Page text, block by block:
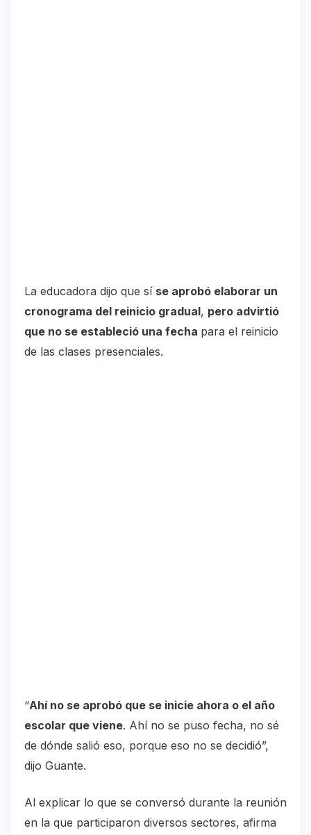
La educadora dijo que sí se aprobó elaborar un
cronograma del reinicio gradual, pero advirtió
que no se estableció una fecha para el reinicio
de las clases presenciales.
“Ahí no se aprobó que se inicie ahora o el año
escolar que viene. Ahí no se puso fecha, no sé
de dónde salió eso, porque eso no se decidió”,
dijo Guante.
Al explicar lo que se conversó durante la reunión
en la que participaron diversos sectores, afirma